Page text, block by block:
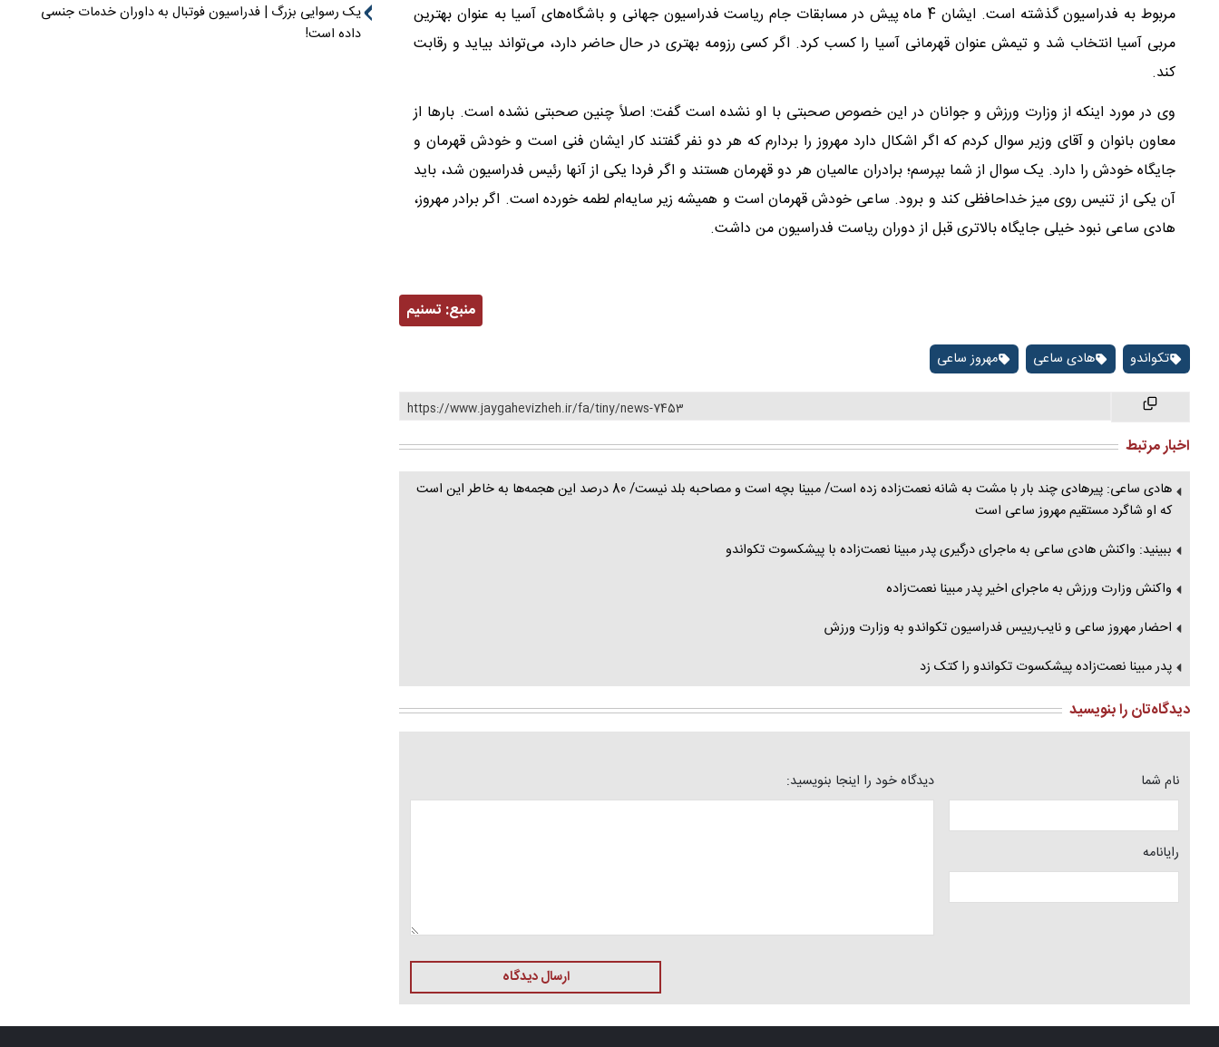
مربوط به فدراسیون گذشته است. ایشان 4 ماه پیش در مسابقات جام ریاست فدراسیون جهانی و باشگاه‌های آسیا به عنوان بهترین
مربی آسیا انتخاب شد و تیمش عنوان قهرمانی آسیا را کسب کرد. اگر کسی رزومه بهتری در حال حاضر دارد، می‌تواند بیاید و رقابت
کند.
وی در مورد اینکه از وزارت ورزش و جوانان در این خصوص صحبتی با او نشده است گفت: اصلاً چنین صحبتی نشده است. بارها از
معاون بانوان و آقای وزیر سوال کردم که اگر اشکال دارد مهروز را بردارم که هر دو نفر گفتند کار ایشان فنی است و خودش قهرمان و
جایگاه خودش را دارد. یک سوال از شما بپرسم؛ برادران عالمیان هر دو قهرمان هستند و اگر فردا یکی از آنها رئیس فدراسیون شد، باید
آن یکی از تنیس روی میز خداحافظی کند و برود. ساعی خودش قهرمان است و همیشه زیر سایه‌ام لطمه خورده است. اگر برادر مهروز،
هادی ساعی نبود خیلی جایگاه بالاتری قبل از دوران ریاست فدراسیون من داشت.
منبع: تسنیم
تکواندو هادی ساعی مهروز ساعی
https://www.jaygahevizheh.ir/fa/tiny/news-7453
اخبار مرتبط
هادی ساعی: پیرهادی چند بار با مشت به شانه نعمت‌زاده زده است/ مبینا بچه است و مصاحبه بلد نیست/ 80 درصد این هجمه‌ها به خاطر این است
که او شاگرد مستقیم مهروز ساعی است
ببینید: واکنش هادی ساعی به ماجرای درگیری پدر مبینا نعمت‌زاده با پیشکسوت تکواندو
واکنش وزارت ورزش به ماجرای اخیر پدر مبینا نعمت‌زاده
احضار مهروز ساعی و نایب‌رییس فدراسیون تکواندو به وزارت ورزش
پدر مبینا نعمت‌زاده پیشکسوت تکواندو را کتک زد
دیدگاه‌تان را بنویسید
نام شما
رایانامه
دیدگاه خود را اینجا بنویسید:
ارسال دیدگاه
یک رسوایی بزرگ | فدراسیون فوتبال به داوران خدمات جنسی
داده است!